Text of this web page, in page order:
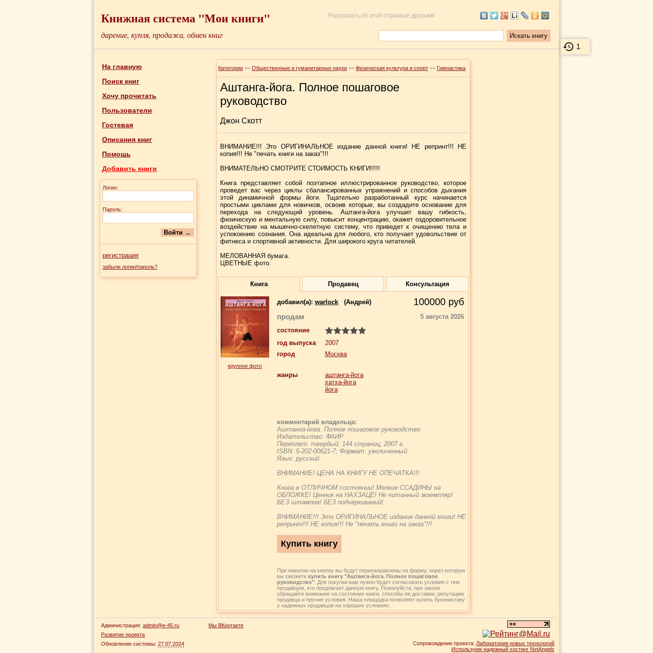
1
Книжная система "Мои книги" Рассказать об этой странице друзьям:
дарение, купля, продажа, обмен книг
На главную
Поиск книг
Хочу прочитать
Пользователи
Гостевая
Описания книг
Помощь
Добавить книги
Логин:
Пароль:
регистрация
забыли логин/пароль?
Категории >> Общественные и гуманитарные науки >> Физическая культура и спорт >> Гимнастика
Аштанга-йога. Полное пошаговое
руководство
Джон Скотт
ВНИМАНИЕ!!! Это ОРИГИНАЛЬНОЕ издание данной книги! НЕ репринт!!! НЕ
копия!!! Не "печать книги на заказ"!!!
ВНИМАТЕЛЬНО СМОТРИТЕ СТОИМОСТЬ КНИГИ!!!!!
Книга представляет собой поэтапное иллюстрированное руководство, которое
проведет вас через циклы сбалансированных упражнений и способов дыхания
этой динамичной формы йоги. Тщательно разработанный курс начинается
простыми циклами для новичков, освоив которые, вы создадите основание для
перехода на следующий уровень. Аштанга-йога улучшит вашу гибкость,
физическую и ментальную силу, повысит концентрацию, окажет оздоровительное
воздействие на мышечно-скелетную систему, что приведет к очищению тела и
успокоению сознания. Она идеальна для любого, кто получает удовольствие от
фитнеса и спортивной активности. Для широкого круга читателей.
МЕЛОВАННАЯ бумага.
ЦВЕТНЫЕ фото.
Книга Продавец Консультация
крупное фото
добавил(a): warlock (Андрей) 100000 руб
продам
5 августа 2026
состояние
год выпуска
2007
город
Москва
жанры
аштанга-йога
хатха-йога
йога
комментарий владельца:
Аштанга-йога. Полное пошаговое руководство
Издательство: ФАИР
Переплет: твердый; 144 страниц; 2007 г.
ISBN: 5-202-00621-7; Формат: увеличенный
Язык: русский
ВНИМАНИЕ! ЦЕНА НА КНИГУ НЕ ОПЕЧАТКА!!!
Книга в ОТЛИЧНОМ состоянии! Мелкие ССАДИНЫ на
ОБЛОЖКЕ! Ценник на НАХЗАЦЕ! Не читанный экземпляр!
БЕЗ штампов! БЕЗ подчеркиваний!
ВНИМАНИЕ!!! Это ОРИГИНАЛЬНОЕ издание данной книги! НЕ
репринт!!! НЕ копия!!! Не "печать книги на заказ"!!!
При нажатии на кнопку вы будут перенаправлены на форму, через которую
вы сможете купить книгу "Аштанга-йога. Полное пошаговое
руководство" . Для покупки вам нужно будет согласовать условия с тем
продавцом, кто предлагает данную книгу. Пожалуйста, при заказе
обращайте внимание на состояние книги, способы ее доставки, репутацию
продавца и прочие условия. Наша площадка позволяет купить букинистику
у надежных продавцов на хороших условиях.
Администрация: admin@e-45.ru
Развитие проекта
Обновление системы: 27.07.2024
Мы ВКонтакте
Сопровождение проекта: Лаборатория новых технологий
Используем надежный хостинг NetAngels